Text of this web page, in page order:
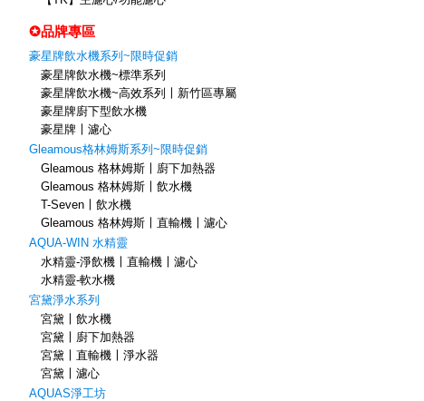
✪品牌專區
豪星牌飲水機系列~限時促銷
豪星牌飲水機~標準系列
豪星牌飲水機~高效系列〡新竹區專屬
豪星牌廚下型飲水機
豪星牌〡濾心
Gleamous格林姆斯系列~限時促銷
Gleamous 格林姆斯〡廚下加熱器
Gleamous 格林姆斯〡飲水機
T-Seven〡飲水機
Gleamous 格林姆斯〡直輸機〡濾心
AQUA-WIN 水精靈
水精靈-淨飲機〡直輸機〡濾心
水精靈-軟水機
宮黛淨水系列
宮黛〡飲水機
宮黛〡廚下加熱器
宮黛〡直輸機〡淨水器
宮黛〡濾心
AQUAS淨工坊